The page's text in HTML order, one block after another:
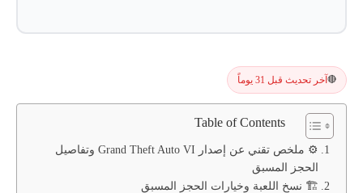
🔴آخر تحديث قبل 31 يوماً
Table of Contents
⚙️ ملخص تقني عن إصدار Grand Theft Auto VI وتفاصيل
الحجز المسبق
🏗️ نسخ اللعبة وخيارات الحجز المسبق